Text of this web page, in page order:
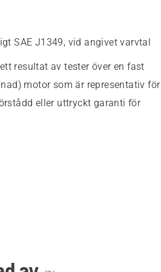
SAE J1349, vid angivet varvtal
resultat av tester över en fast
motor som är representativ för
eller uttryckt garanti för